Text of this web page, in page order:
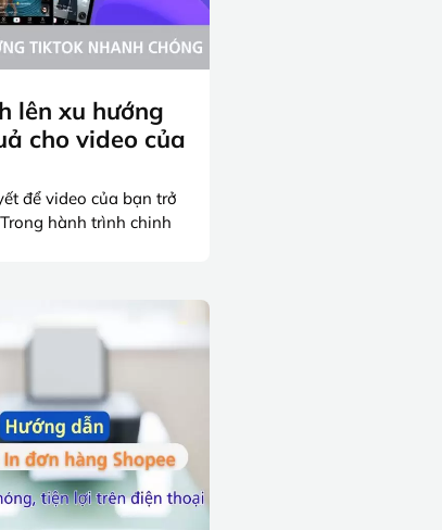
lên xu hướng
cho video của
để video của bạn trở
hành trình chinh